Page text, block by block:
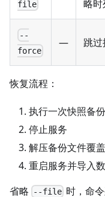
file
略
--
force
— 跳过
恢复流程：
执行一次快照备
停止服务
解压备份文件覆
重启服务并导入
省略
--file 时，命